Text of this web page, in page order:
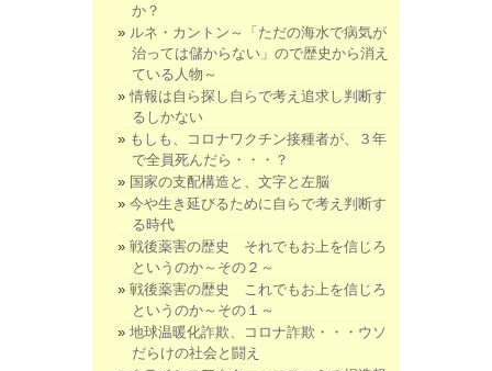
か？
ルネ・カントン～「ただの海水で病気が
治っては儲からない」ので歴史から消え
ている人物～
情報は自ら探し自らで考え追求し判断す
るしかない
もしも、コロナワクチン接種者が、３年
で全員死んだら・・・？
国家の支配構造と、文字と左脳
今や生き延びるために自らで考え判断す
る時代
戦後薬害の歴史 それでもお上を信じろ
というのか～その２～
戦後薬害の歴史 これでもお上を信じろ
というのか～その１～
地球温暖化詐欺、コロナ詐欺・・・ウソ
だらけの社会と闘え